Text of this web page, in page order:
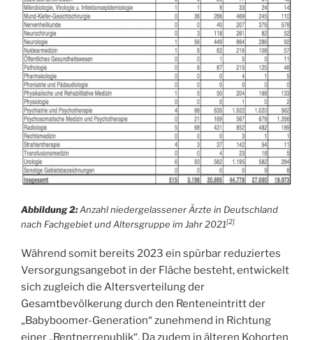
Abbildung 2:Anzahl niedergelassener Ärzte in Deutschland
nach Fachgebiet und Altersgruppe im Jahr 2021[2]
Während somit bereits 2023 ein spürbar reduziertes
Versorgungsangebot in der Fläche besteht, entwickelt
sich zugleich die Altersverteilung der
Gesamtbevölkerung durch den Renteneintritt der
„Babyboomer-Generation“ zunehmend in Richtung
einer „Rentnerrepublik“. Da zudem in älteren Kohorten